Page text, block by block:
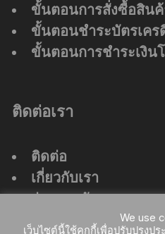
ขั้นตอนการสั่งซื้อสินค้
ขั้นตอนชำระบัตรเคร
ขั้นตอนการชำระเงิน
ติดต่อเรา
ติดต่อ
เกี่ยวกับเรา
ร่วมงานกับเรา
ที่ตั้งสำนักงานใหญ่
We use
เว็บไซต์นี้ใช้คุกกี้เพื่อปรับปรุงป